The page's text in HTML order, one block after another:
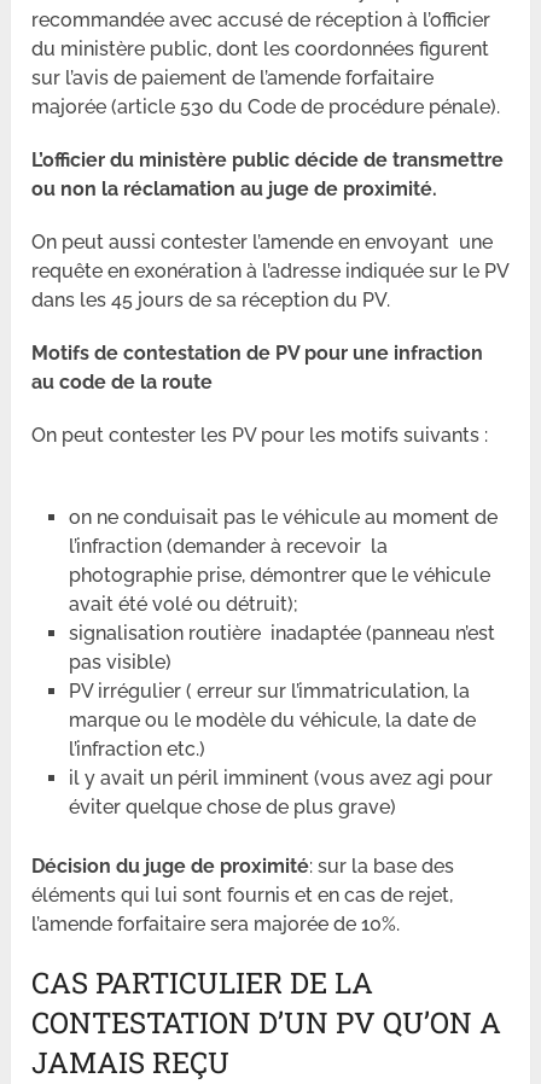
recommandée avec accusé de réception à l’officier
du ministère public, dont les coordonnées figurent
sur l’avis de paiement de l’amende forfaitaire
majorée (article 530 du Code de procédure pénale).
L’officier du ministère public décide de transmettre
ou non la réclamation au juge de proximité.
On peut aussi contester l’amende en envoyant une
requête en exonération à l’adresse indiquée sur le PV
dans les 45 jours de sa réception du PV.
Motifs de contestation de PV pour une infraction
au code de la route
On peut contester les PV pour les motifs suivants :
on ne conduisait pas le véhicule au moment de
l’infraction (demander à recevoir la
photographie prise, démontrer que le véhicule
avait été volé ou détruit);
signalisation routière inadaptée (panneau n’est
pas visible)
PV irrégulier ( erreur sur l’immatriculation, la
marque ou le modèle du véhicule, la date de
l’infraction etc.)
il y avait un péril imminent (vous avez agi pour
éviter quelque chose de plus grave)
Décision du juge de proximité: sur la base des
éléments qui lui sont fournis et en cas de rejet,
l’amende forfaitaire sera majorée de 10%.
CAS PARTICULIER DE LA
CONTESTATION D’UN PV QU’ON A
JAMAIS REÇU